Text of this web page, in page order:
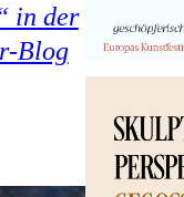
in der
Blog